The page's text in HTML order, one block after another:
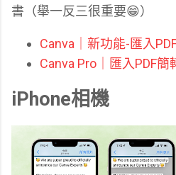
書（舉一反三很重要😁）
Canva｜新功能-匯入
Canva Pro｜匯入PDF
iPhone相機